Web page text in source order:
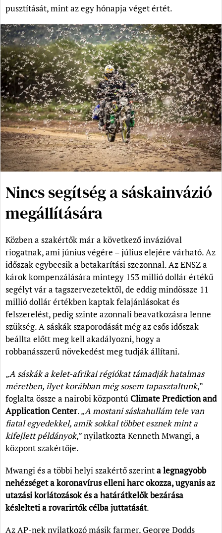
pusztítását, mint az egy hónapja véget értét.
Nincs segítség a sáskainvázió
megállítására
Közben a szakértők már a következő invázióval
riogatnak, ami június végére – július elejére várható. Az
időszak egybeesik a betakarítási szezonnal. Az ENSZ a
károk kompenzálására mintegy 153 millió dollár értékű
segélyt vár a tagszervezetektől, de eddig mindössze 11
millió dollár értékben kaptak felajánlásokat és
felszerelést, pedig szinte azonnali beavatkozásra lenne
szükség. A sáskák szaporodását még az esős időszak
beállta előtt meg kell akadályozni, hogy a
robbanásszerű növekedést meg tudják állítani.
„A sáskák a kelet-afrikai régiókat támadják hatalmas
méretben, ilyet korábban még sosem tapasztaltunk,”
foglalta össze a nairobi központú Climate Prediction and
Application Center. „A mostani sáskahullám tele van
fiatal egyedekkel, amik sokkal többet esznek mint a
kifejlett példányok,” nyilatkozta Kenneth Mwangi, a
központ szakértője.
Mwangi és a többi helyi szakértő szerinta legnagyobb
nehézséget a koronavírus elleni harc okozza, ugyanis az
utazási korlátozások és a határátkelők bezárása
késlelteti a rovarirtók célba juttatását.
Az AP-nek nyilatkozó másik farmer, George Dodds